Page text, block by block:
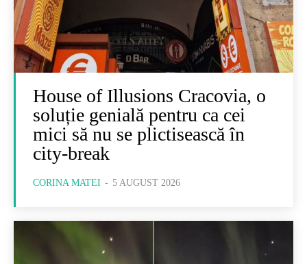
House of Illusions Cracovia, o
soluție genială pentru ca cei
mici să nu se plictisească în
city-break
CORINA MATEI - 5 AUGUST 2026